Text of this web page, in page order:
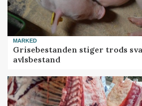
MARKED
Grisebestanden stiger trods
avlsbestand